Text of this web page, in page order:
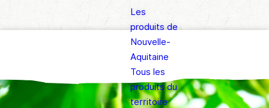
Les
produits de
Nouvelle-
Aquitaine
Tous les
produits du
territoire